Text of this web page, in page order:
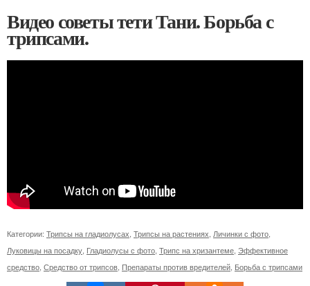
Видео советы тети Тани. Борьба с
трипсами.
Категории: Трипсы на гладиолусах Трипсы на растениях Личинки с фото
Луковицы на посадку Гладиолусы с фото Трипс на хризантеме Эффективное
средство Средство от трипсов Препараты против вредителей Борьба с трипсами